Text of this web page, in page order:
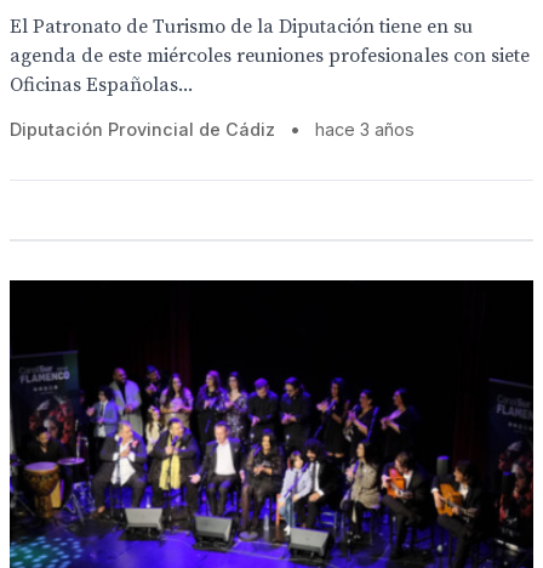
El Patronato de Turismo de la Diputación tiene en su
agenda de este miércoles reuniones profesionales con siete
Oficinas Españolas...
Diputación Provincial de Cádiz • hace 3 años